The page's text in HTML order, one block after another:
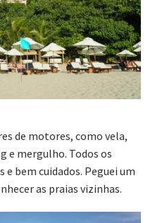
de motores, como vela,
e mergulho. Todos os
bem cuidados. Peguei um
as praias vizinhas.